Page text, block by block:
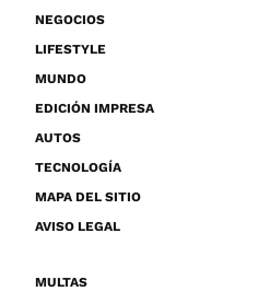
NEGOCIOS
LIFESTYLE
MUNDO
EDICIÓN IMPRESA
AUTOS
TECNOLOGÍA
MAPA DEL SITIO
AVISO LEGAL
MULTAS